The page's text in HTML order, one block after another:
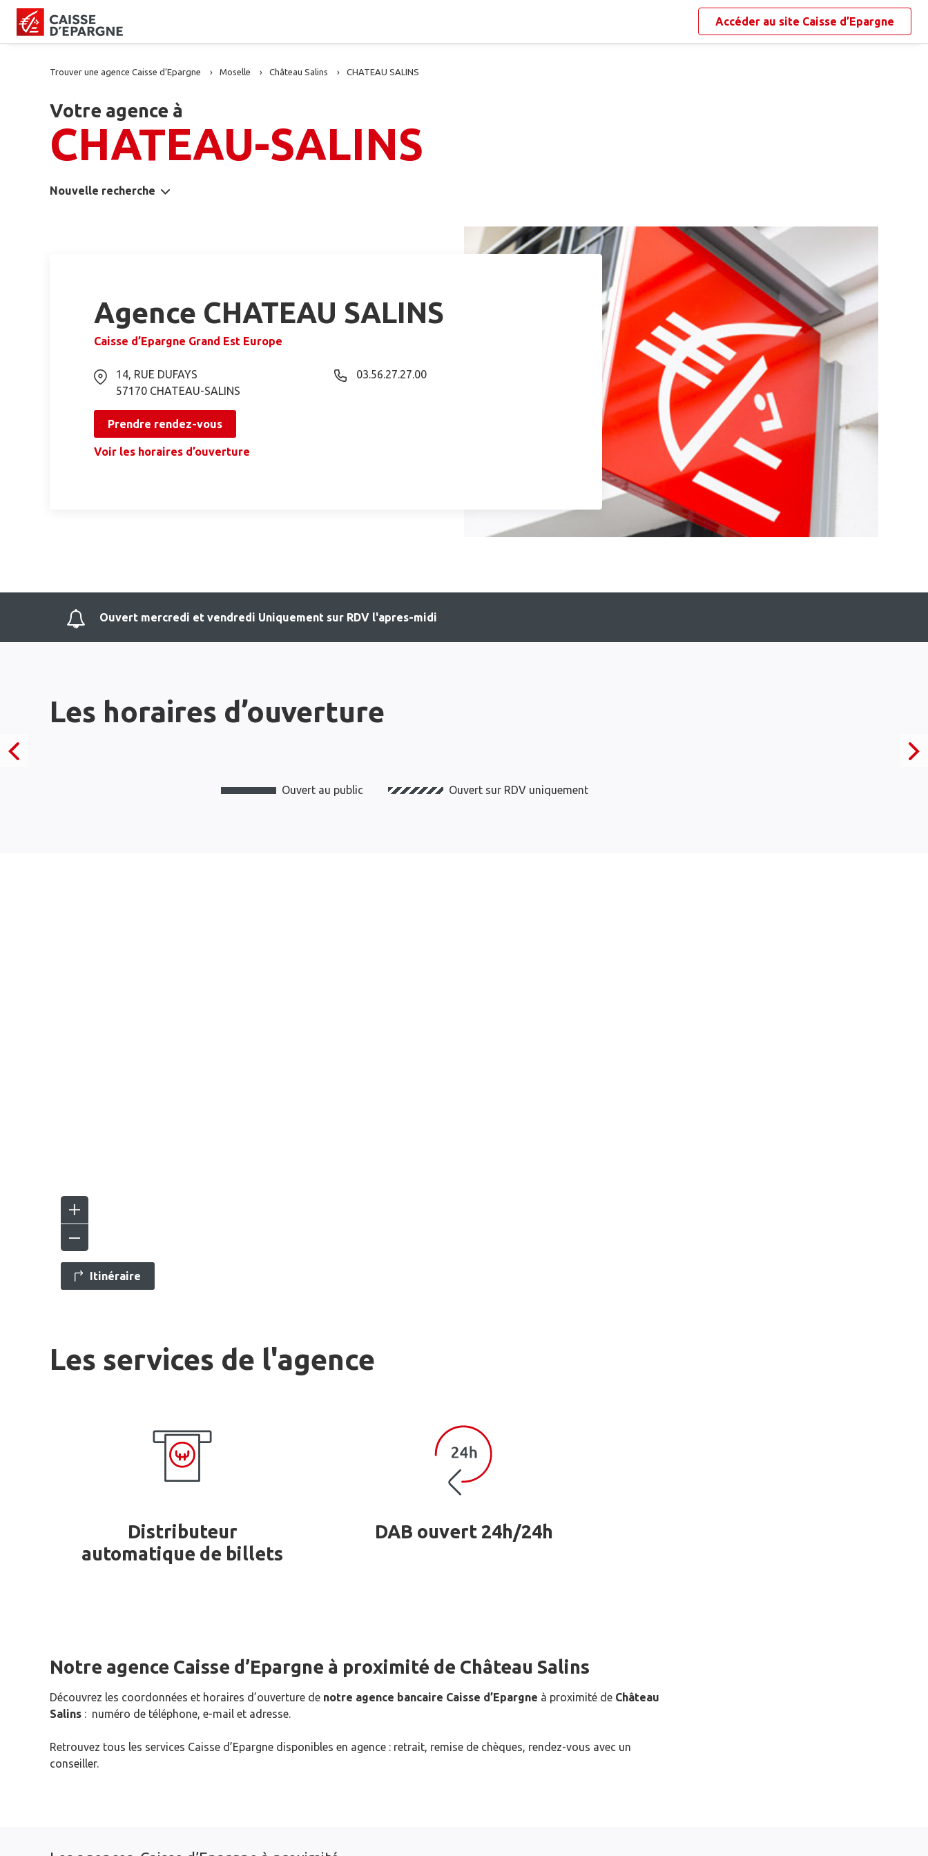
Accéder au site Caisse d’Epargne
Trouver une agence Caisse d’Epargne Moselle Château Salins CHATEAU SALINS
Votre agence à
CHATEAU-SALINS
Nouvelle recherche
Agence CHATEAU SALINS
Caisse d’Epargne Grand Est Europe
14, RUE DUFAYS
57170 CHATEAU-SALINS
03.56.27.27.00
Prendre rendez-vous
Voir les horaires d’ouverture
Ouvert mercredi et vendredi Uniquement sur RDV l'apres-midi
Les horaires d’ouverture
Ouvert au public Ouvert sur RDV uniquement
Itinéraire
Les services de l'agence
Distributeur
automatique de billets
DAB ouvert 24h/24h
Notre agence Caisse d’Epargne à proximité de Château Salins
Découvrez les coordonnées et horaires d’ouverture de notre agence bancaire Caisse d’Epargne à proximité de Château
Salins : numéro de téléphone, e-mail et adresse.
Retrouvez tous les services Caisse d’Epargne disponibles en agence : retrait, remise de chèques, rendez-vous avec un
conseiller.